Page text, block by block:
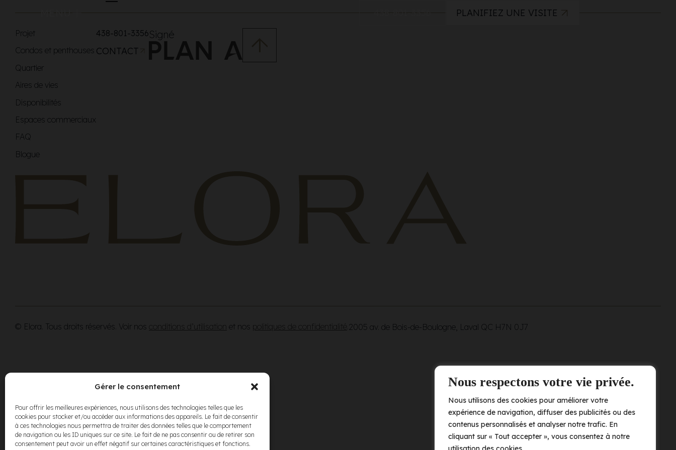
Nous respectons votre vie privée.
Nous utilisons des cookies pour améliorer votre
expérience de navigation, diffuser des publicités ou des
contenus personnalisés et analyser notre trafic. En
cliquant sur « Tout accepter », vous consentez à notre
Gérer le consentement
Pour offrir les meilleures expériences, nous utilisons des technologies telles que les
cookies pour stocker et/ou accéder aux informations des appareils. Le fait de consentir
à ces technologies nous permettra de traiter des données telles que le comportement
de navigation ou les ID uniques sur ce site. Le fait de ne pas consentir ou de retirer son
consentement peut avoir un effet négatif sur certaines caractéristiques et fonctions.
MENU PLANIFIEZ UNE VISITE
Projet
Condos et penthouses
Quartier
Aires de vies
Disponibilités
Espaces commerciaux
FAQ
Blogue
438-801-3356
CONTACT
Signé
© Elora. Tous droits réservés. Voir nos conditions d’utilisation et nos politiques de confidentialité 2005 av. de Bois-de-Boulogne, Laval QC H7N 0J7